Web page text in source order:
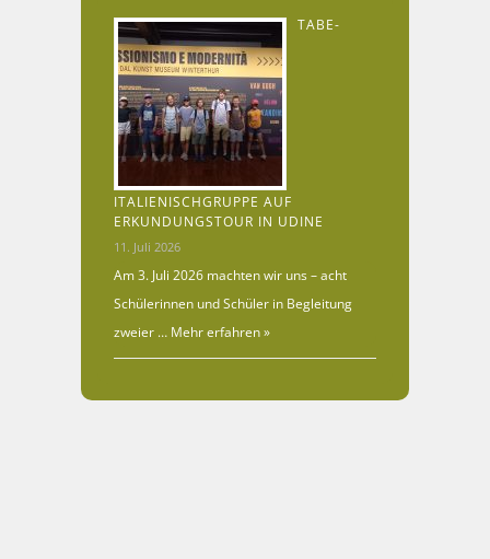
TABE-
ITALIENISCHGRUPPE AUF
ERKUNDUNGSTOUR IN UDINE
11. Juli 2026
Am 3. Juli 2026 machten wir uns – acht
Schülerinnen und Schüler in Begleitung
zweier … Mehr erfahren »